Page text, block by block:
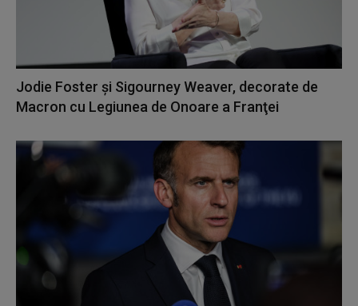
Jodie Foster și Sigourney Weaver, decorate de
Macron cu Legiunea de Onoare a Franţei